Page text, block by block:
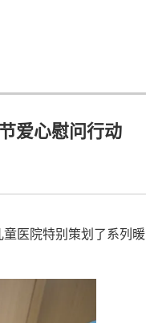
爱心慰问行动
医院特别策划了系列暖